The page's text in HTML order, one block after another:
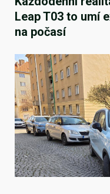
Leap T03 to umí
na počasí